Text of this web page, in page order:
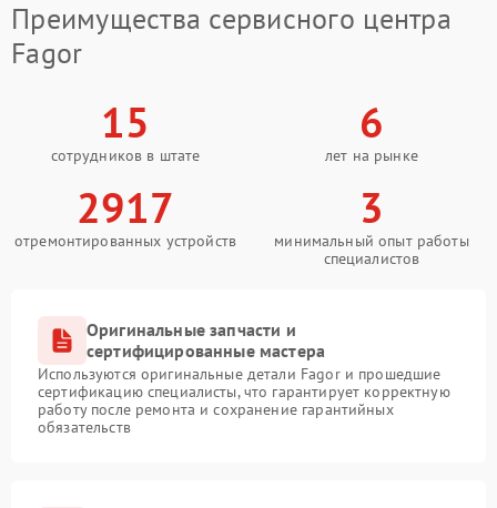
Преимущества сервисного центра
Fagor
15
сотрудников в штате
6
лет на рынке
2917
отремонтированных устройств
3
минимальный опыт работы
специалистов
Оригинальные запчасти и
сертифицированные мастера
Используются оригинальные детали Fagor и прошедшие
сертификацию специалисты, что гарантирует корректную
работу после ремонта и сохранение гарантийных
обязательств